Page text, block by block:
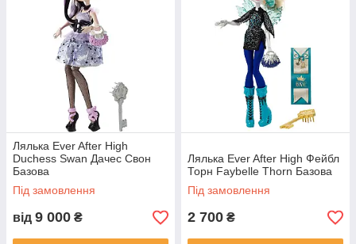
Лялька Ever After High
Duchess Swan Дачес Свон
Базова
Під замовлення
від 9 000 ₴
Лялька Ever After High Фейбл
Торн Faybelle Thorn Базова
Під замовлення
2 700 ₴